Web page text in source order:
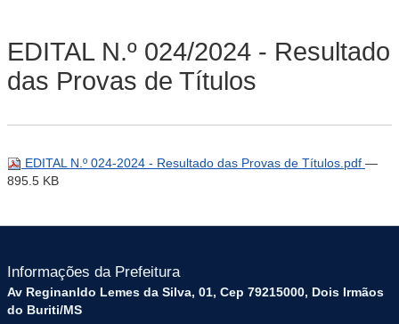
EDITAL N.º 024/2024 - Resultado
das Provas de Títulos
EDITAL N.º 024-2024 - Resultado das Provas de Títulos.pdf —
895.5 KB
Informações da Prefeitura
Av Reginanldo Lemes da Silva, 01, Cep 79215000, Dois Irmãos
do Buriti/MS